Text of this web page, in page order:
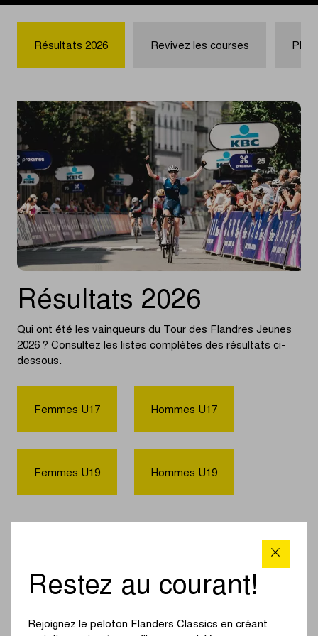
Résultats 2026 Revivez les courses
Résultats 2026
Qui ont été les vainqueurs du Tour des Flandres Jeunes
2026 ? Consultez les listes complètes des résultats ci-
dessous.
Femmes U17 Hommes U17
Femmes U19 Hommes U19
Restez au courant!
Rejoignez le peloton Flanders Classics en créant